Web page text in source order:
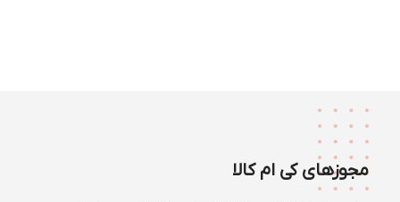
مجوزهای کی ام کالا